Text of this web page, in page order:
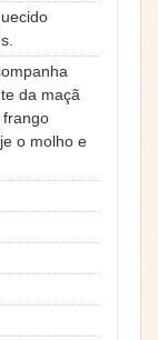
da maçã
frango
o molho e